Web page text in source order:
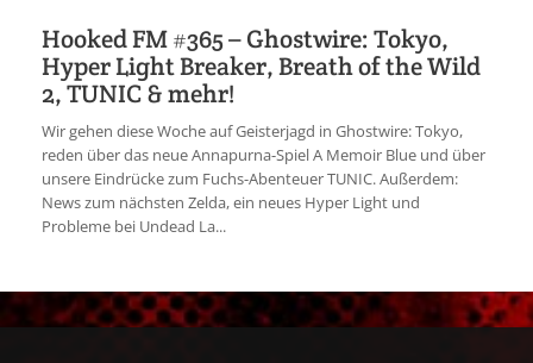
Hooked FM #365 – Ghostwire: Tokyo,
Hyper Light Breaker, Breath of the Wild
2, TUNIC & mehr!
Wir gehen diese Woche auf Geisterjagd in Ghostwire: Tokyo,
reden über das neue Annapurna-Spiel A Memoir Blue und über
unsere Eindrücke zum Fuchs-Abenteuer TUNIC. Außerdem:
News zum nächsten Zelda, ein neues Hyper Light und
Probleme bei Undead La...